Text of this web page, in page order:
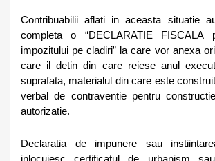
Contribuabilii aflati in aceasta situatie
completa o “DECLARATIE FISCALA
impozitului pe cladiri” la care vor anexa
care il detin din care reiese anul
suprafata, materialul din care este
verbal de contraventie pentru
autorizatie.
Declaratia de impunere sau